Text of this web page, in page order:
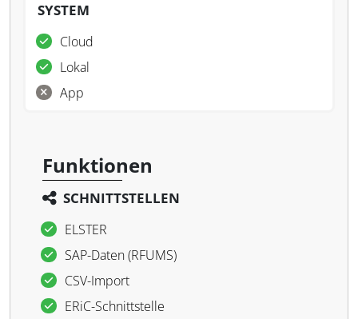
SYSTEM
Cloud
Lokal
App
Funktionen
SCHNITTSTELLEN
ELSTER
SAP-Daten (RFUMS)
CSV-Import
ERiC-Schnittstelle